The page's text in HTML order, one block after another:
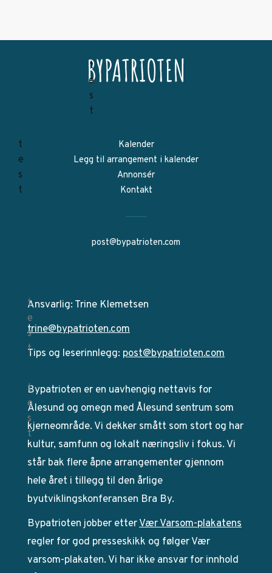
Kalender
Legg til arrangement i kalender
Annonsér
Kontakt
post@bypatrioten.com
Ansvarlig: Trine Klemetsen
trine@bypatrioten.com
Tips og leserinnlegg: post@bypatrioten.com
Bypatrioten er en uavhengig nettavis for
Ålesund og omegn med Ålesund sentrum som
kjerneområde. Vi dekker smått som stort og har
kultur, samfunn og lokalt næringsliv i fokus. Vi
står bak flere åpne arrangementer gjennom
hele året i tillegg til den årlige
byutviklingskonferansen Bra By.
Bypatrioten jobber etterVær Varsom-plakatens
regler for god presseskikk og følger Vær
varsom-plakaten. Vi har ikke ansvar for innhold